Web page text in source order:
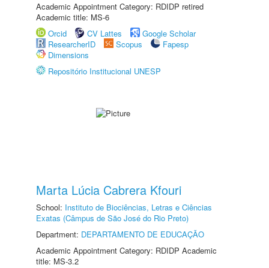
Academic Appointment Category: RDIDP retired
Academic title: MS-6
Orcid
CV Lattes
Google Scholar
ResearcherID
Scopus
Fapesp
Dimensions
Repositório Institucional UNESP
Marta Lúcia Cabrera Kfouri
School: Instituto de Biociências, Letras e Ciências
Exatas (Câmpus de São José do Rio Preto)
Department: DEPARTAMENTO DE EDUCAÇÃO
Academic Appointment Category: RDIDP Academic
title: MS-3.2